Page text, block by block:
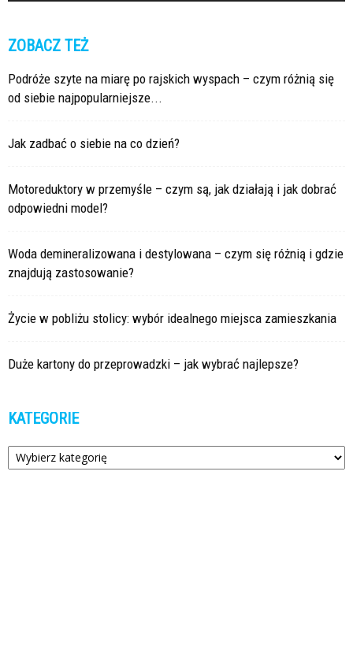
ZOBACZ TEŻ
Podróże szyte na miarę po rajskich wyspach – czym różnią się
od siebie najpopularniejsze...
Jak zadbać o siebie na co dzień?
Motoreduktory w przemyśle – czym są, jak działają i jak dobrać
odpowiedni model?
Woda demineralizowana i destylowana – czym się różnią i gdzie
znajdują zastosowanie?
Życie w pobliżu stolicy: wybór idealnego miejsca zamieszkania
Duże kartony do przeprowadzki – jak wybrać najlepsze?
KATEGORIE
Kategorie